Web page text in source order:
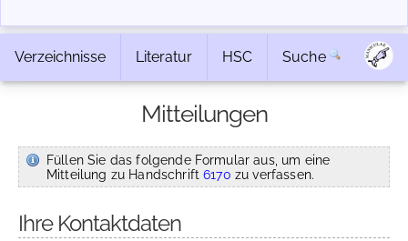
Verzeichnisse Literatur HSC Suche
Mitteilungen
Füllen Sie das folgende Formular aus, um eine
Mitteilung zu Handschrift6170 zu verfassen.
Ihre Kontaktdaten